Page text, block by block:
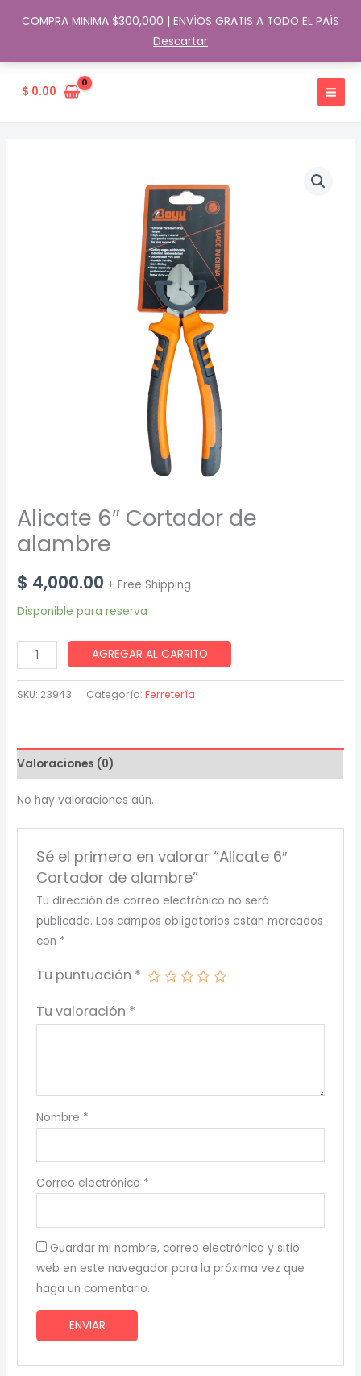
COMPRA MINIMA $300,000 | ENVÍOS GRATIS A TODO EL PAÍS
Descartar
$ 0.00
Alicate 6″ Cortador de
alambre
$ 4,000.00 + Free Shipping
Disponible para reserva
Alicate
6"
Cortador
cantidad
AGREGAR AL CARRITO
SKU: 23943 Categoría:Ferretería
Valoraciones (0)
No hay valoraciones aún.
Sé el primero en valorar “Alicate 6″
Cortador de alambre”
Tu dirección de correo electrónico no será
publicada. Los campos obligatorios están marcados
con *
Tu puntuación *
Tu valoración *
Nombre *
Correo electrónico *
Guardar mi nombre, correo electrónico y sitio
web en este navegador para la próxima vez que
haga un comentario.